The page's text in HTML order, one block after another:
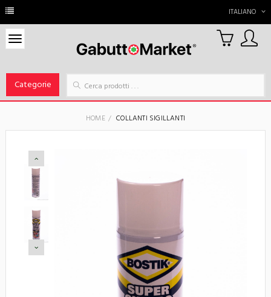
ITALIANO
Categorie
0
Carrello
HOME COLLANTI SIGILLANTI